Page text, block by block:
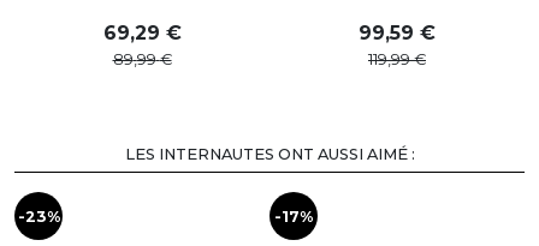
69,29
89,99
99,59
119,99
LES INTERNAUTES ONT AUSSI AIMÉ :
-23% -17%